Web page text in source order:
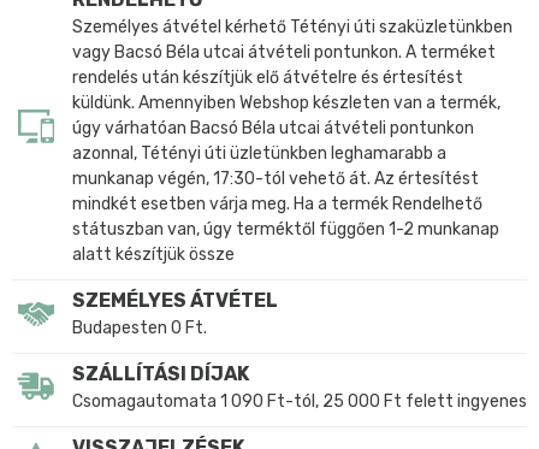
Személyes átvétel kérhető Tétényi úti szaküzletünkben
vagy Bacsó Béla utcai átvételi pontunkon. A terméket
rendelés után készítjük elő átvételre és értesítést
küldünk. Amennyiben Webshop készleten van a termék,
úgy várhatóan Bacsó Béla utcai átvételi pontunkon
azonnal, Tétényi úti üzletünkben leghamarabb a
munkanap végén, 17:30-tól vehető át. Az értesítést
mindkét esetben várja meg. Ha a termék Rendelhető
státuszban van, úgy terméktől függően 1-2 munkanap
alatt készítjük össze
SZEMÉLYES ÁTVÉTEL
Budapesten 0 Ft.
SZÁLLÍTÁSI DÍJAK
Csomagautomata 1 090 Ft-tól, 25 000 Ft felett ingyenes